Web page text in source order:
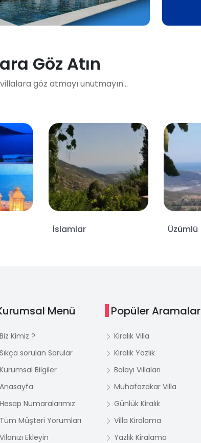
Göz Atın
göz atmayı unutmayın...
İslamlar Üzümlü
Menü
Biz Kimiz ?
Sıkça sorulan Sorular
Kurumsal Bilgiler
Anasayfa
Hesap Numaralarımız
Tüm Müşteri Yorumları
Vilanızı Ekleyin
Popüler Aramalar
Kiralık Villa
Kiralık Yazlık
Balayı Villaları
Muhafazakar Villa
Günlük Kiralık
Villa Kiralama
Yazlık Kiralama